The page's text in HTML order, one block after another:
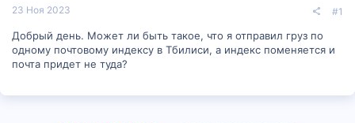
23 Ноя 2023 #1
Добрый день. Может ли быть такое, что я отправил груз по
одному почтовому индексу в Тбилиси, а индекс поменяется и
почта придет не туда?